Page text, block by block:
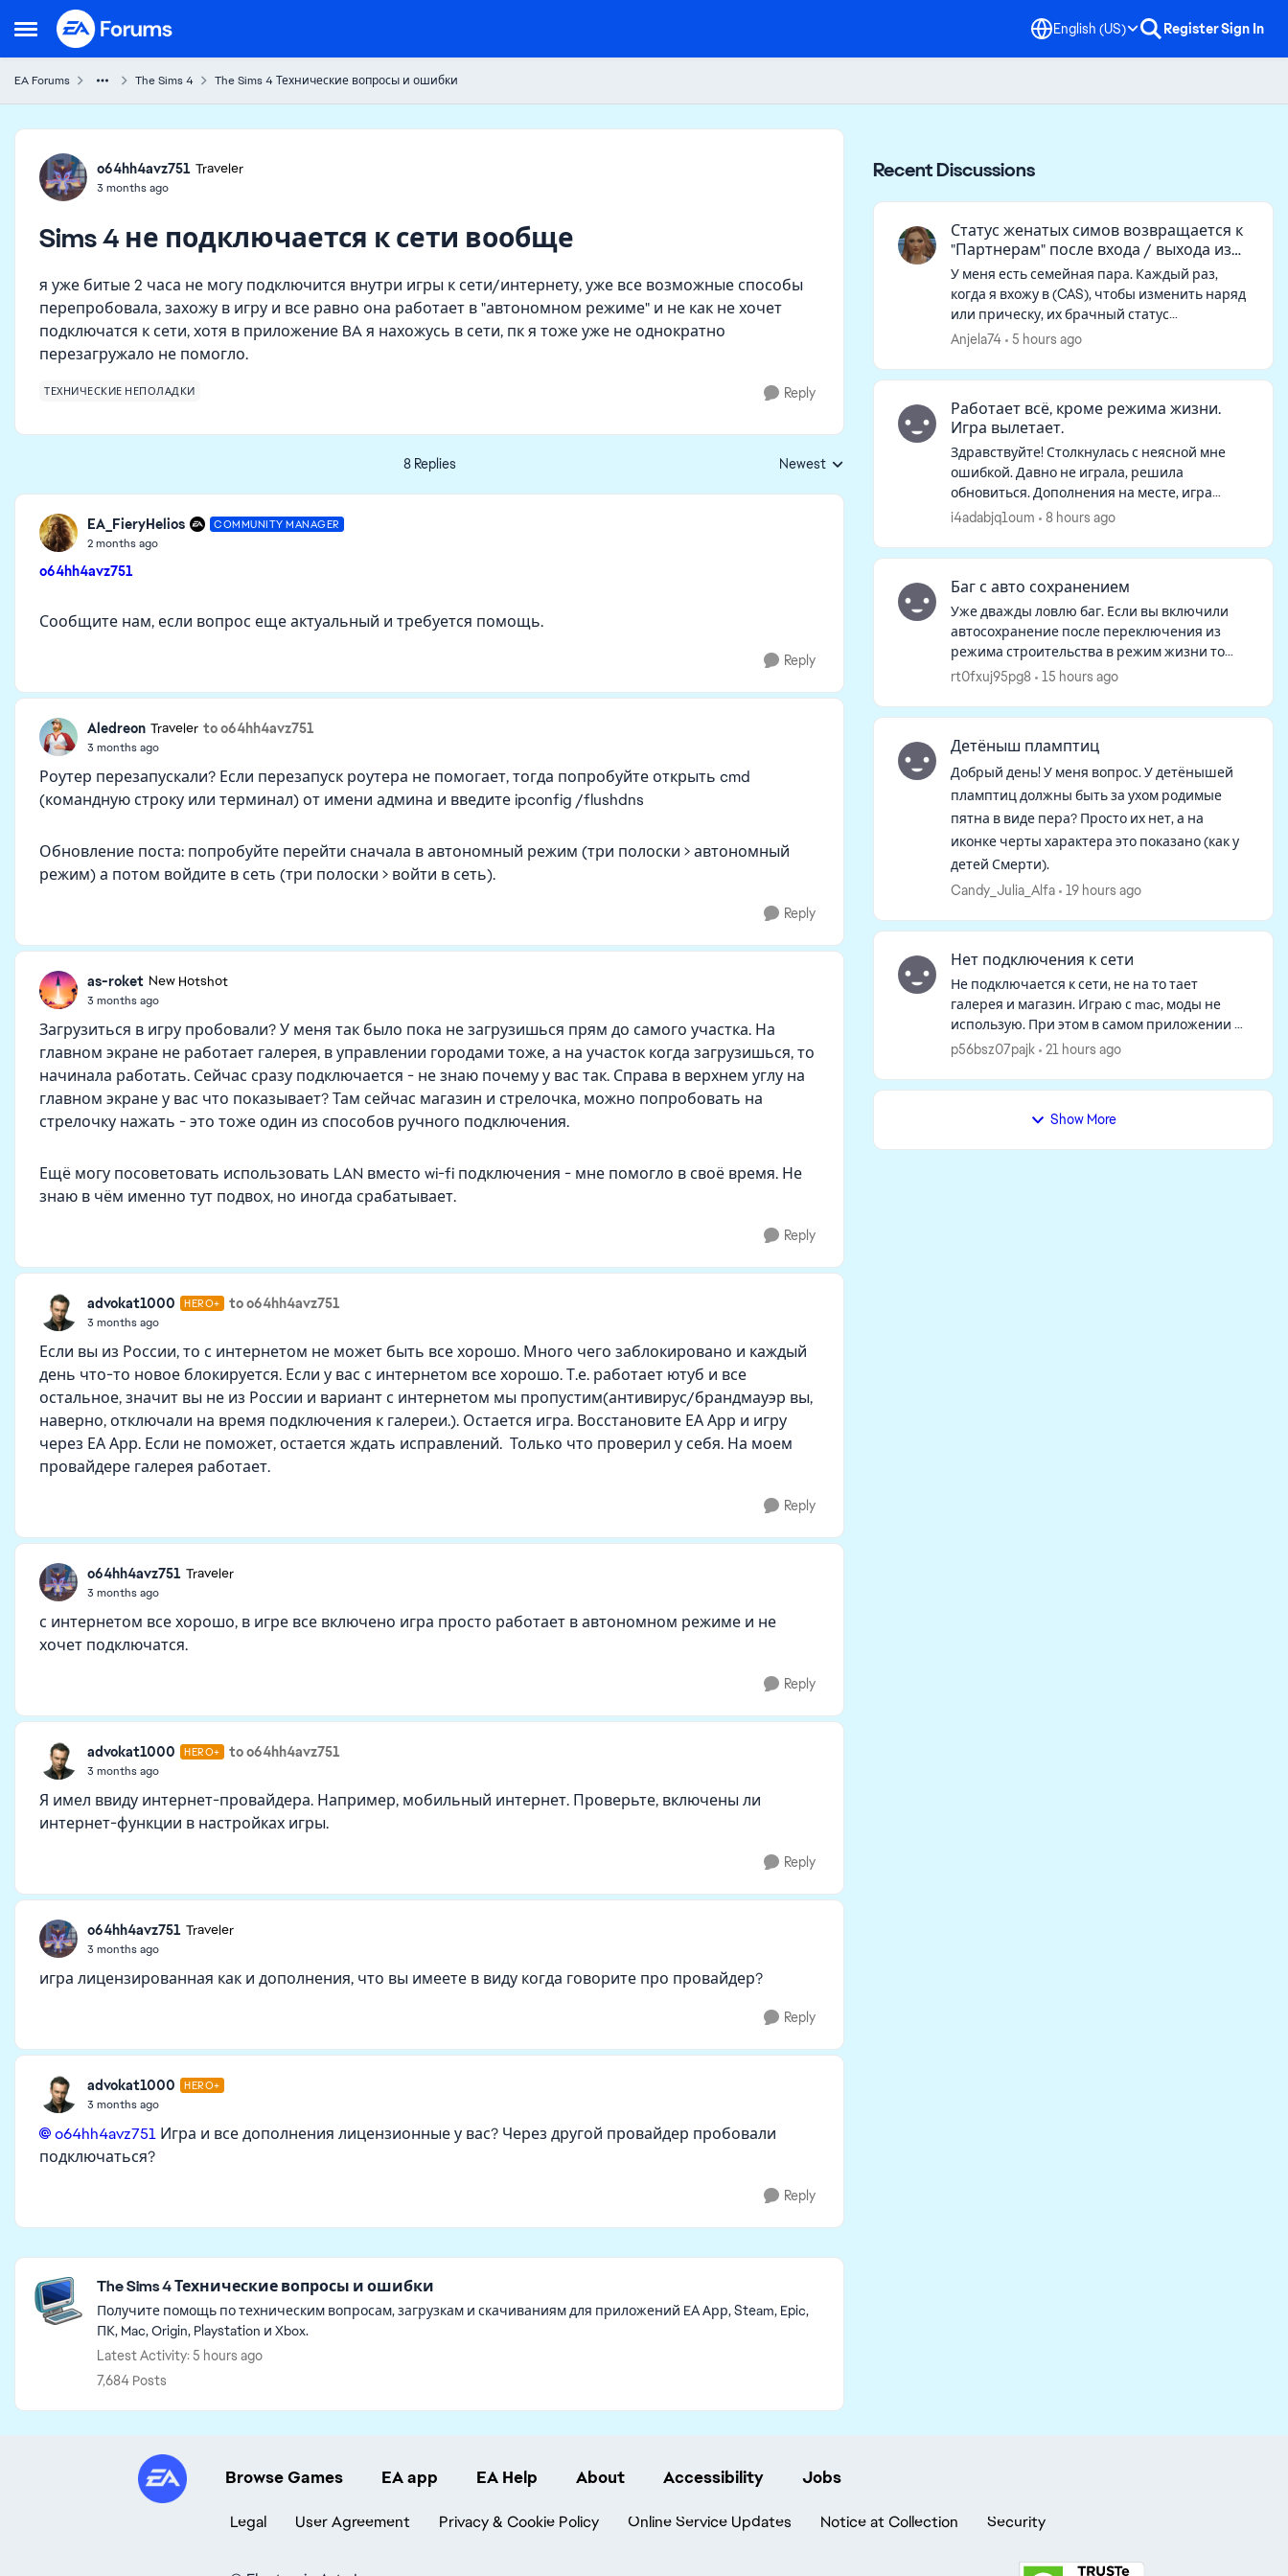
Open Side Menu
Skip to content English (US) RegisterSign In
EA Forums The Sims 4 The Sims 4 Технические вопросы и ошибки
Forum Discussion
o64hh4avz751 Traveler
3 months ago
Sims 4 не подключается к сети вообще
я уже битые 2 часа не могу подключится внутри игры к сети/интернету, уже все возможные способы
перепробовала, захожу в игру и все равно она работает в "автономном режиме" и не как не хочет
подключатся к сети, хотя в приложение BA я нахожусь в сети, пк я тоже уже не однократно
перезагружало не помогло.
ТЕХНИЧЕСКИЕ НЕПОЛАДКИ Reply
8 Replies Replies sorted by
Newest
EA_FieryHelios COMMUNITY MANAGER
2 months ago
o64hh4avz751
Сообщите нам, если вопрос еще актуальный и требуется помощь.
Reply
Aledreon Traveler to o64hh4avz751
3 months ago
Роутер перезапускали? Если перезапуск роутера не помогает, тогда попробуйте открыть cmd
(командную строку или терминал) от имени админа и введите ipconfig /flushdns
Обновление поста: попробуйте перейти сначала в автономный режим (три полоски > автономный
режим) а потом войдите в сеть (три полоски > войти в сеть).
Reply
as-roket New Hotshot
3 months ago
Загрузиться в игру пробовали? У меня так было пока не загрузишься прям до самого участка. На
главном экране не работает галерея, в управлении городами тоже, а на участок когда загрузишься, то
начинала работать. Сейчас сразу подключается - не знаю почему у вас так. Справа в верхнем углу на
главном экране у вас что показывает? Там сейчас магазин и стрелочка, можно попробовать на
стрелочку нажать - это тоже один из способов ручного подключения.
Ещё могу посоветовать использовать LAN вместо wi-fi подключения - мне помогло в своё время. Не
знаю в чём именно тут подвох, но иногда срабатывает.
Reply
advokat1000 HERO+ to o64hh4avz751
3 months ago
Если вы из России, то с интернетом не может быть все хорошо. Много чего заблокировано и каждый
день что-то новое блокируется. Если у вас с интернетом все хорошо. Т.е. работает ютуб и все
остальное, значит вы не из России и вариант с интернетом мы пропустим(антивирус/брандмауэр вы,
наверно, отключали на время подключения к галереи.). Остается игра. Восстановите ЕА Арр и игру
через ЕА Арр. Если не поможет, остается ждать исправлений. Только что проверил у себя. На моем
провайдере галерея работает.
Reply
o64hh4avz751 Traveler
3 months ago
с интернетом все хорошо, в игре все включено игра просто работает в автономном режиме и не
хочет подключатся.
Reply
advokat1000 HERO+ to o64hh4avz751
3 months ago
Я имел ввиду интернет-провайдера. Например, мобильный интернет. Проверьте, включены ли
интернет-функции в настройках игры.
Reply
o64hh4avz751 Traveler
3 months ago
игра лицензированная как и дополнения, что вы имеете в виду когда говорите про провайдер?
Reply
advokat1000 HERO+
3 months ago
o64hh4avz751​ Игра и все дополнения лицензионные у вас? Через другой провайдер пробовали
подключаться?
Reply
Featured Places
The Sims 4 Технические вопросы и ошибки
Получите помощь по техническим вопросам, загрузкам и скачиваниям для приложений EA Арр, Steam, Epic,
ПК, Mac, Origin, Playstation и Xbox.
Latest Activity: 5 hours ago
7,684 Posts
Recent Discussions
Статус женатых симов возвращается к
"Партнерам" после входа / выхода из
CAS
У меня есть семейная пара. Каждый раз,
когда я вхожу в (CAS), чтобы изменить наряд
или прическу, их брачный статус
автоматически удаляется. Когда я
они больше н...
Anjela74 5 hours ago
Работает всё, кроме режима жизни.
Игра вылетает.
Здравствуйте! Столкнулась с неясной мне
ошибкой. Давно не играла, решила
обновиться. Дополнения на месте, игра
загрузилась, но семьи на начальном экране
игра гр...
i4adabjq1oum 8 hours ago
Баг с авто сохранением
Уже дважды ловлю баг. Если вы включили
автосохранение после переключения из
режима строительства в режим жизни то
после того как вы в режиме строительства
жизни, в...
rt0fxuj95pg8 15 hours ago
Детёныш пламптиц
Добрый день! У меня вопрос. У детёнышей
пламптиц должны быть за ухом родимые
пятна в виде пера? Просто их нет, а на
иконке черты характера это показано (как у
детей Смерти).
Candy_Julia_Alfa
19 hours ago
Нет подключения к сети
Не подключается к сети, не на то тает
галерея и магазин. Играю с mac, моды не
использую. При этом в самом приложении в
интернет заходит, а в игре нет. Удалила файл
p56bsz07pajk 21 hours ago
Show More
Browse Games EA app EA Help About Accessibility Jobs
Legal User Agreement Privacy & Cookie Policy Online Service Updates Notice at Collection Security